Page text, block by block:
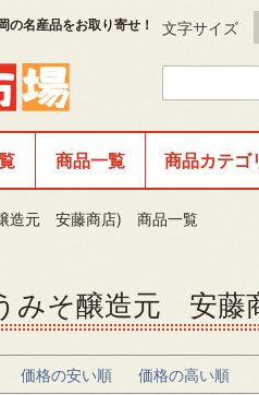
名産品をお取り寄せ！ 文字サイズ
商品一覧 商品カテゴ
造元 安藤商店) 商品一覧
そ醸造元 安藤
価格の安い順 価格の高い順